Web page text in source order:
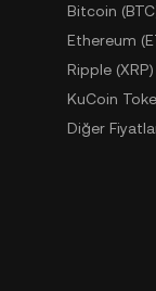
Bitcoin
Ethereum
Ripple (XRP)
KuCoin
Diğer